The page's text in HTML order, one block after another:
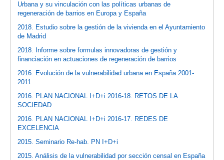
Urbana y su vinculación con las políticas urbanas de
regeneración de barrios en Europa y España
2018. Estudio sobre la gestión de la vivienda en el Ayuntamiento
de Madrid
2018. Informe sobre formulas innovadoras de gestión y
financiación en actuaciones de regeneración de barrios
2016. Evolución de la vulnerabilidad urbana en España 2001-
2011
2016. PLAN NACIONAL I+D+i 2016-18. RETOS DE LA
SOCIEDAD
2016. PLAN NACIONAL I+D+i 2016-17. REDES DE
EXCELENCIA
2015. Seminario Re-hab. PN I+D+i
2015. Análisis de la vulnerabilidad por sección censal en España